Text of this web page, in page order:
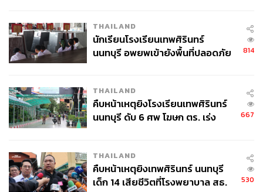
จากการใช้จ่ายเพื่ออุดหนุนราคาพลังงาน ท่ามกลางหนี้
สาธารณะที่อยู่ในระดับสูง และอัตราผลตอบแทนพันธบัตร
รัฐบาลที่ปรับเพิ่มขึ้นทั่วโลก
อ่านบทวิเคราะห์ฉบับออนไลน์ได้ที่:
https://www.scbeic.com/th/detail/product/SCBEIC-Monthly-
insight-0426
สามารถติดตาม THE STANDARD WEALTH
ผ่านแอปพลิเคชันต่างๆ ที่คุณสะดวกหรือใช้งานอยู่แล้วได้เลย
THAILAND
นักเรียนโรงเรียนเทพศิรินทร์
นนทบุรี อพยพเข้ายังพื้นที่ปลอดภัย
814
THAILAND
คืบหน้าเหตุยิงโรงเรียนเทพศิรินทร์
นนทบุรี ดับ 6 ศพ โฆษก ตร. เร่ง
667
THAILAND
คืบหน้าเหตุยิงเทพศิรินทร์ นนทบุรี
เด็ก 14 เสียชีวิตที่โรงพยาบาล สธ.
530